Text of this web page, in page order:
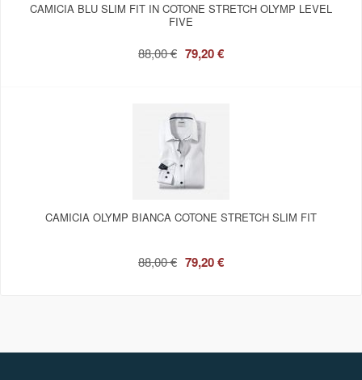
CAMICIA BLU SLIM FIT IN COTONE STRETCH OLYMP LEVEL
FIVE
88,00 € 79,20 €
CAMICIA OLYMP BIANCA COTONE STRETCH SLIM FIT
88,00 € 79,20 €